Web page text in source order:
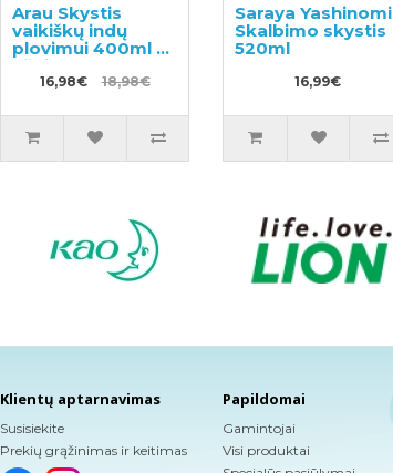
Arau Skystis
vaikiškų indų
plovimui 400ml +
užpildas 380ml
16,98€ 18,98€
Saraya Yashinomi
Skalbimo skystis
520ml
16,99€
Klientų aptarnavimas
Susisiekite
Prekių grąžinimas ir keitimas
Papildomai
Gamintojai
Visi produktai